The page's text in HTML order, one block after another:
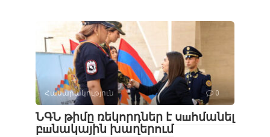
Հասարակություն 0
ՆԳՆ թիմը ռեկորդներ է սшհմանել
բшնակային խաղերում